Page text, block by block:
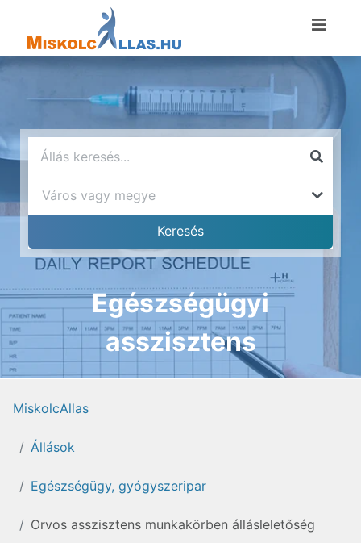
Egészségügyi
asszisztens
MiskolcAllas
Állások
Egészségügy, gyógyszeripar
Orvos asszisztens munkakörben állásleletőség